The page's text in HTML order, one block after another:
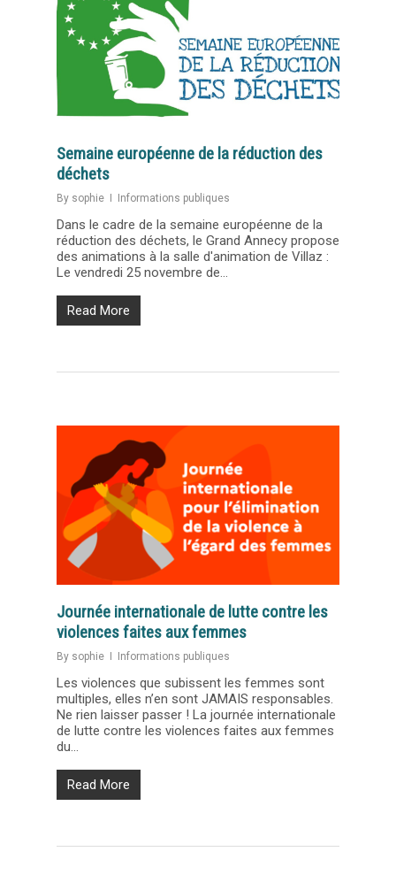
Semaine européenne de la réduction des
déchets
By sophie Informations publiques
Dans le cadre de la semaine européenne de la
réduction des déchets, le Grand Annecy propose
des animations à la salle d'animation de Villaz :
Le vendredi 25 novembre de...
Read More
Journée internationale de lutte contre les
violences faites aux femmes
By sophie Informations publiques
Les violences que subissent les femmes sont
multiples, elles n’en sont JAMAIS responsables.
Ne rien laisser passer ! La journée internationale
de lutte contre les violences faites aux femmes
du...
Read More